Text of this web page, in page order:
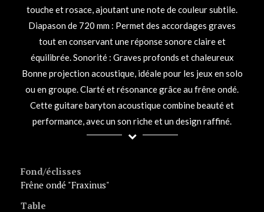
touche et rosace, ajoutant une note de couleur subtile.
Diapason de 720 mm : Permet des accordages graves
tout en conservant une réponse sonore claire et
équilibrée. Sonorité : Graves profonds et chaleureux
Bonne projection acoustique, idéale pour les jeux en solo
ou en groupe. Clarté et résonance grâce au frêne ondé.
Cette guitare baryton acoustique combine beauté et
performance, avec un son riche et un design raffiné.
Fond/éclisses
Frêne ondé "Fraxinus"
Table